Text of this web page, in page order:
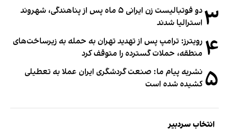
۳
دو فوتبالیست زن ایرانی ۵ ماه پس از پناهندگی، شهروند
استرالیا شدند
۴ رویترز: ترامپ پس از تهدید تهران به حمله به زیرساخت‌های
منطقه، حملات گسترده را متوقف کرد
۵ نشریه پیام ما: صنعت گردشگری ایران عملا به تعطیلی
کشیده شده است
انتخاب سردبیر